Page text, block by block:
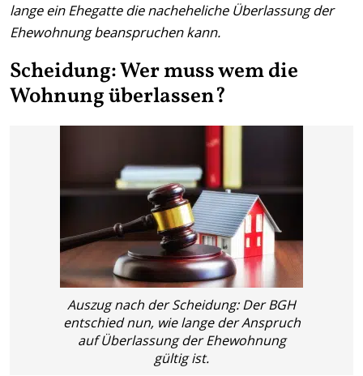
lange ein Ehegatte die nacheheliche Überlassung der
Ehewohnung beanspruchen kann.
Scheidung: Wer muss wem die
Wohnung überlassen?
Auszug nach der Scheidung: Der BGH
entschied nun, wie lange der Anspruch
auf Überlassung der Ehewohnung
gültig ist.